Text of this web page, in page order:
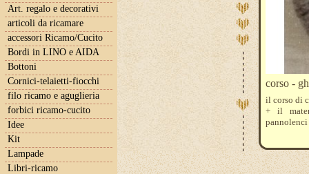
Art. regalo e decorativi
articoli da ricamare
accessori Ricamo/Cucito
Bordi in LINO e AIDA
Bottoni
Cornici-telaietti-fiocchi
filo ricamo e aguglieria
forbici ricamo-cucito
Idee
Kit
Lampade
Libri-ricamo
corso -
il corso di
+ il